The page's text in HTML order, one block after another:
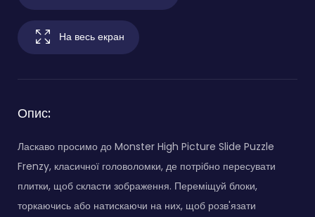
На весь екран
Опис:
Ласкаво просимо до Monster High Picture Slide Puzzle
Frenzy, класичної головоломки, де потрібно пересувати
плитки, щоб скласти зображення. Переміщуй блоки,
торкаючись або натискаючи на них, щоб розв'язати